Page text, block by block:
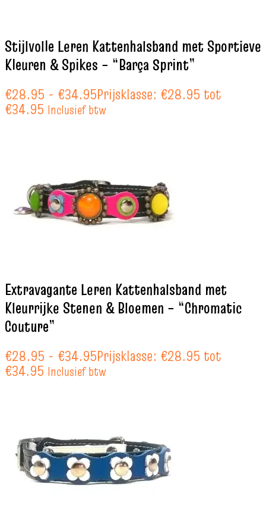
Stijlvolle Leren Kattenhalsband met Sportieve
Kleuren & Spikes – “Barça Sprint”
€28.95 - €34.95Prijsklasse: €28.95 tot
€34.95 Inclusief btw
Extravagante Leren Kattenhalsband met
Kleurrijke Stenen & Bloemen – “Chromatic
Couture”
€28.95 - €34.95Prijsklasse: €28.95 tot
€34.95 Inclusief btw